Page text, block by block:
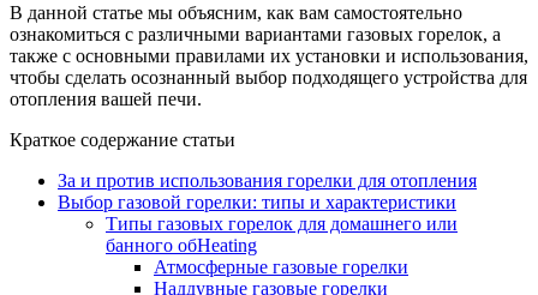
В данной статье мы объясним, как вам самостоятельно
ознакомиться с различными вариантами газовых горелок, а
также с основными правилами их установки и использования,
чтобы сделать осознанный выбор подходящего устройства для
отопления вашей печи.
Краткое содержание статьи
За и против использования горелки для отопления
Выбор газовой горелки: типы и характеристики
Типы газовых горелок для домашнего или
банного обHeating
Атмосферные газовые горелки
Наддувные газовые горелки